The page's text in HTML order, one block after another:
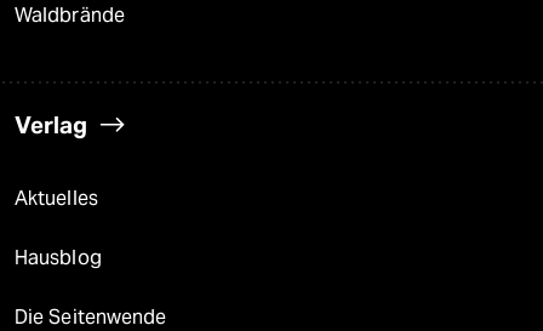
Waldbrände
Verlag
Aktuelles
Hausblog
Die Seitenwende